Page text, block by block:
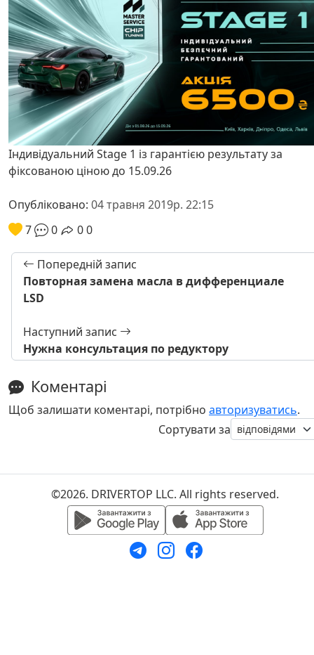
Індивідуальний Stage 1 із гарантією результату за
фіксованою ціною до 15.09.26
Опубліковано: 04 травня 2019р. 22:15
7
0 00
Попередній запис
Повторная замена масла в дифференциале
LSD
Наступний запис
Нужна консультация по редуктору
Коментарі
Щоб залишати коментарі, потрібно авторизуватись.
Сортувати за
©2026. DRIVERTOP LLC. All rights reserved.